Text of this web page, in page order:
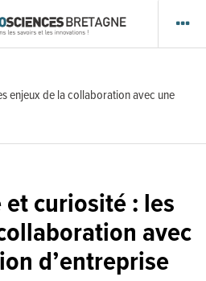
enjeux de la collaboration avec une
curiosité : les
avec
d’entreprise